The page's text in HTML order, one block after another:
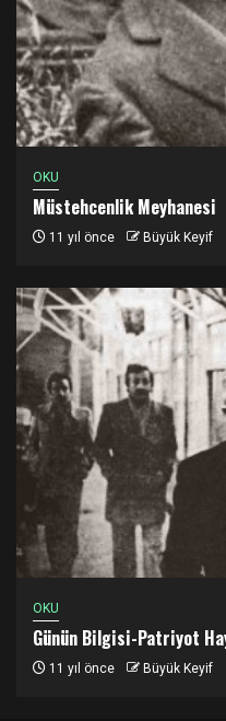
OKU
Müstehcenlik Meyhanesi
11 yıl önce Büyük Keyif
OKU
Günün Bilgisi-Patriyot
11 yıl önce Büyük Keyif